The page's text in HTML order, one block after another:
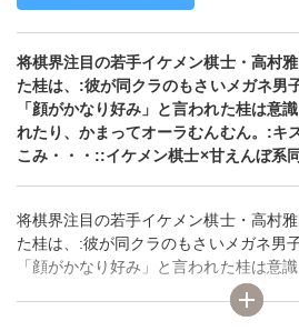
将棋界注目の若手イケメン棋士・高村
た桂は、:彼が同クラのもさいメガネ男
「顔がかなり好み」と言われた桂は意
れたり、かまってオーラむんむん。:キ
こみ・・・::イケメン棋士×甘えんぼ系
将棋界注目の若手イケメン棋士・高村
た桂は、:彼が同クラのもさいメガネ男
「顔がかなり好み」と言われた桂は意
れたり、かまってオーラむんむん。:キ
こみ・・・::イケメン棋士×甘えんぼ系